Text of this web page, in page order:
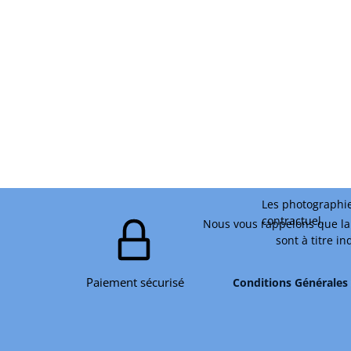
Paiement sécurisé
Les
contractuel.
Conditions
Nous vous rappelons que
sont à titre